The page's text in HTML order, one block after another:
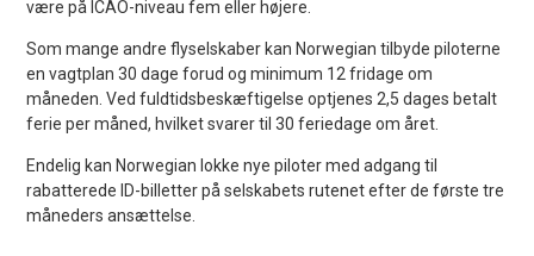
være på ICAO-niveau fem eller højere.
Som mange andre flyselskaber kan Norwegian tilbyde piloterne
en vagtplan 30 dage forud og minimum 12 fridage om
måneden. Ved fuldtidsbeskæftigelse optjenes 2,5 dages betalt
ferie per måned, hvilket svarer til 30 feriedage om året.
Endelig kan Norwegian lokke nye piloter med adgang til
rabatterede ID-billetter på selskabets rutenet efter de første tre
måneders ansættelse.